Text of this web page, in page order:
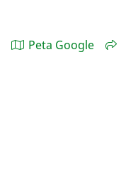
Peta Google